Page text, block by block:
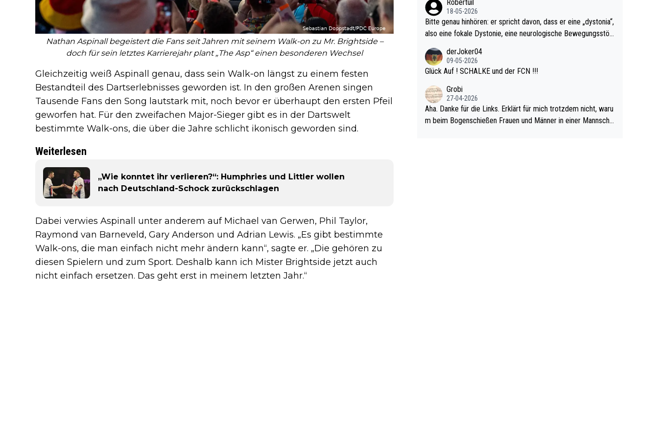
Nathan Aspinall begeistert die Fans seit Jahren mit seinem Walk-on zu Mr. Brightside –
doch für sein letztes Karrierejahr plant „The Asp“ einen besonderen Wechsel
Gleichzeitig weiß Aspinall genau, dass sein Walk-on längst zu einem festen
Bestandteil des Dartserlebnisses geworden ist. In den großen Arenen singen
Tausende Fans den Song lautstark mit, noch bevor er überhaupt den ersten Pfeil
geworfen hat. Für den zweifachen Major-Sieger gibt es in der Dartswelt
bestimmte Walk-ons, die über die Jahre schlicht ikonisch geworden sind.
Weiterlesen
„Wie konntet ihr verlieren?“: Humphries und Littler wollen
nach Deutschland-Schock zurückschlagen
Dabei verwies Aspinall unter anderem auf Michael van Gerwen, Phil Taylor,
Raymond van Barneveld, Gary Anderson und Adrian Lewis. „Es gibt bestimmte
Walk-ons, die man einfach nicht mehr ändern kann“, sagte er. „Die gehören zu
diesen Spielern und zum Sport. Deshalb kann ich Mister Brightside jetzt auch
nicht einfach ersetzen. Das geht erst in meinem letzten Jahr.“
ehler! Robertuil
18-05-2026
Bitte genau hinhören: er spricht davon, dass er eine „dystonia“,
also eine fokale Dystonie, eine neurologische Bewegungsstör
werden, im Arm hat. Und, dass Medikamente ihm helfen! Ich gl
aube immer noch, dass sehr viele der Dartits-Fälle fälschlich p
d diese könnten teils wirksam behandelt werden! Dafür müsst
e man nur zum Neurologen und nicht zum Mentaltrainer gehe
derJoker04
09-05-2026
Glück Auf ! SCHALKE und der FCN !!!
Grobi
27-04-2026
Aha. Danke für die Links. Erklärt für mich trotzdem nicht, waru
m beim Bogenschießen Frauen und Männer in einer Mannscha